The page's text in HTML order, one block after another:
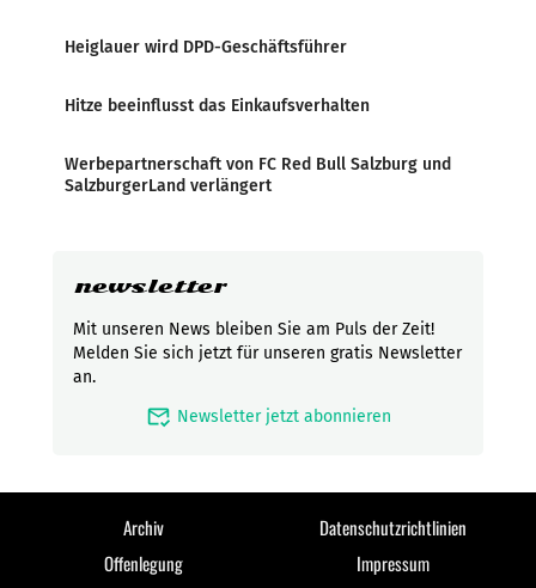
Heiglauer wird DPD-Geschäftsführer
Hitze beeinflusst das Einkaufsverhalten
Werbepartnerschaft von FC Red Bull Salzburg und
SalzburgerLand verlängert
newsletter
Mit unseren News bleiben Sie am Puls der Zeit!
Melden Sie sich jetzt für unseren gratis Newsletter
an.
mark_email_read Newsletter jetzt abonnieren
Archiv
Datenschutzrichtlinien
Offenlegung
Impressum